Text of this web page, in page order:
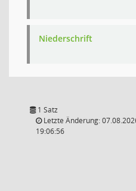
Niederschrift
1 Satz
Letzte Änderung:
19:06:56